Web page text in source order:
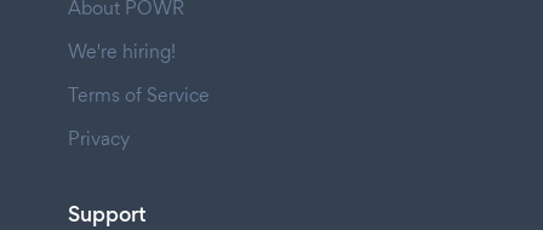
About POWR
We're hiring!
Terms of Service
Privacy
Support